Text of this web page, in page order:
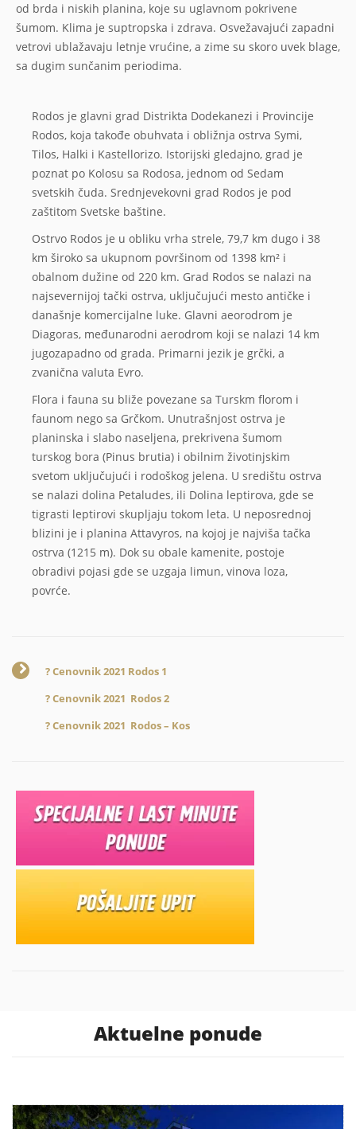
od brda i niskih planina, koje su uglavnom pokrivene
šumom. Klima je suptropska i zdrava. Osvežavajući zapadni
vetrovi ublažavaju letnje vrućine, a zime su skoro uvek blage,
sa dugim sunčanim periodima.
Rodos je glavni grad Distrikta Dodekanezi i Provincije
Rodos, koja takođe obuhvata i obližnja ostrva Symi,
Tilos, Halki i Kastellorizo. Istorijski gledajno, grad je
poznat po Kolosu sa Rodosa, jednom od Sedam
svetskih čuda. Srednjevekovni grad Rodos je pod
zaštitom Svetske baštine.
Ostrvo Rodos je u obliku vrha strele, 79,7 km dugo i 38
km široko sa ukupnom površinom od 1398 km² i
obalnom dužine od 220 km. Grad Rodos se nalazi na
najsevernijoj tački ostrva, uključujući mesto antičke i
današnje komercijalne luke. Glavni aeorodrom je
Diagoras, međunarodni aerodrom koji se nalazi 14 km
jugozapadno od grada. Primarni jezik je grčki, a
zvanična valuta Evro.
Flora i fauna su bliže povezane sa Turskm florom i
faunom nego sa Grčkom. Unutrašnjost ostrva je
planinska i slabo naseljena, prekrivena šumom
turskog bora (Pinus brutia) i obilnim životinjskim
svetom uključujući i rodoškog jelena. U središtu ostrva
se nalazi dolina Petaludes, ili Dolina leptirova, gde se
tigrasti leptirovi skupljaju tokom leta. U neposrednoj
blizini je i planina Attavyros, na kojoj je najviša tačka
ostrva (1215 m). Dok su obale kamenite, postoje
obradivi pojasi gde se uzgaja limun, vinova loza,
povrće.
? Cenovnik 2021 Rodos 1
? Cenovnik 2021 Rodos 2
? Cenovnik 2021 Rodos – Kos
Aktuelne ponude